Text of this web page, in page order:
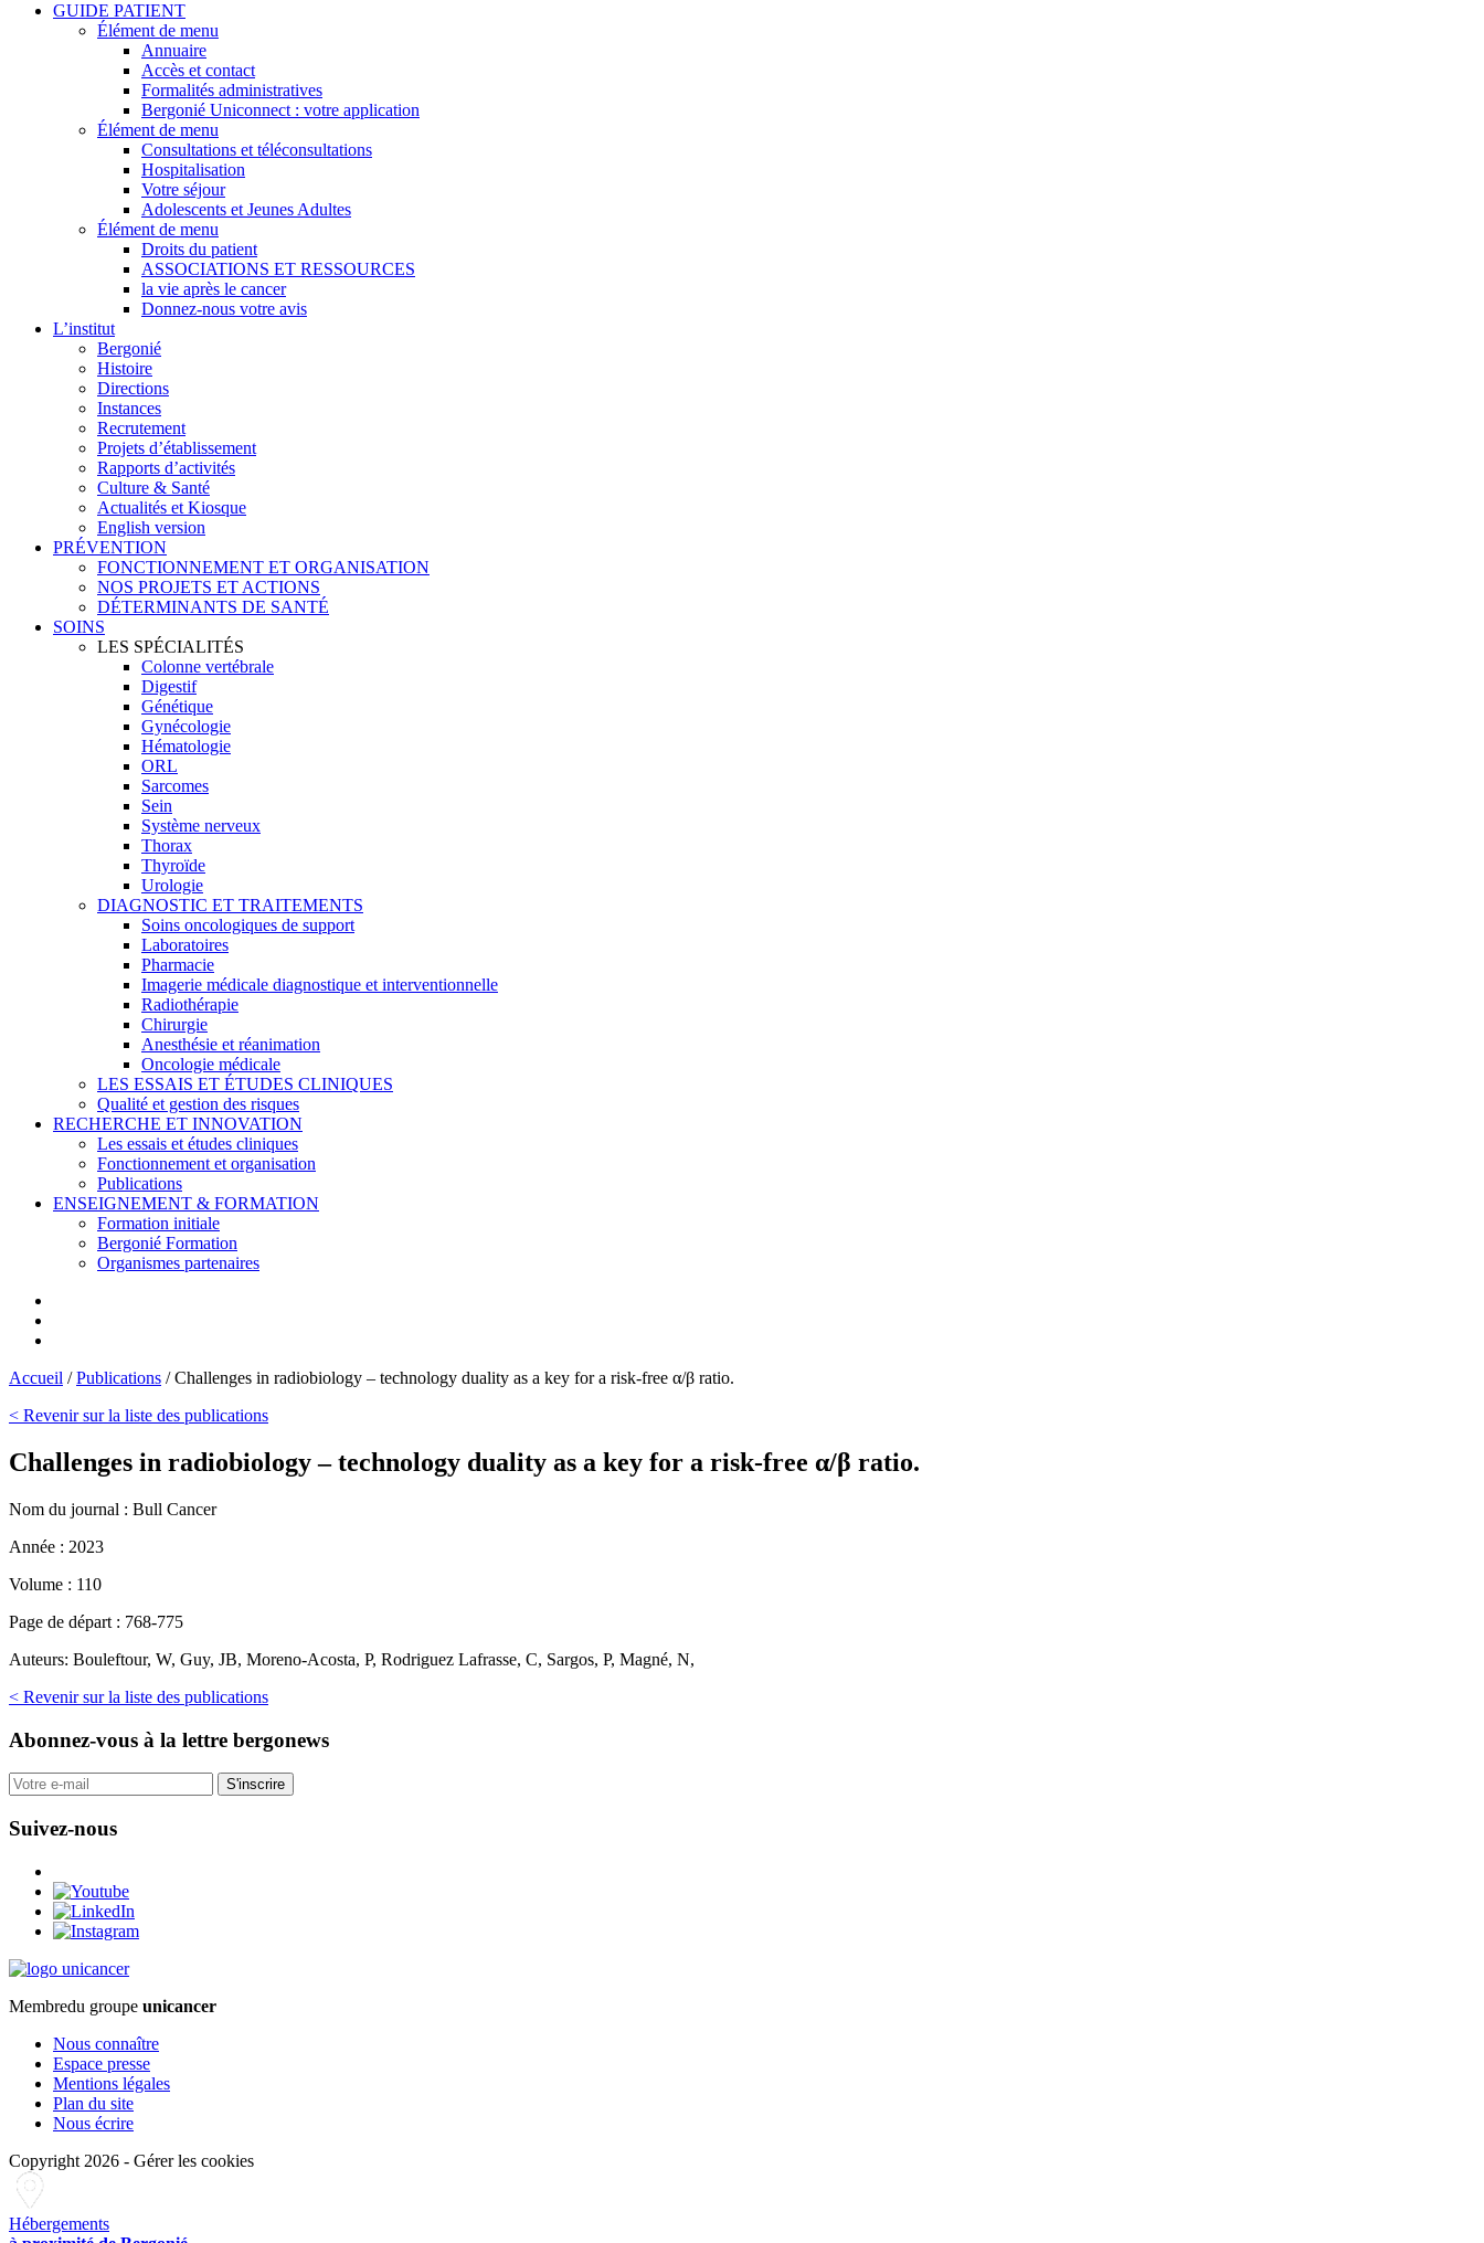
GUIDE PATIENT
Élément de menu
Annuaire
Accès et contact
Formalités administratives
Bergonié Uniconnect : votre application
Élément de menu
Consultations et téléconsultations
Hospitalisation
Votre séjour
Adolescents et Jeunes Adultes
Élément de menu
Droits du patient
ASSOCIATIONS ET RESSOURCES
la vie après le cancer
Donnez-nous votre avis
L’institut
Bergonié
Histoire
Directions
Instances
Recrutement
Projets d’établissement
Rapports d’activités
Culture & Santé
Actualités et Kiosque
English version
PRÉVENTION
FONCTIONNEMENT ET ORGANISATION
NOS PROJETS ET ACTIONS
DÉTERMINANTS DE SANTÉ
SOINS
LES SPÉCIALITÉS
Colonne vertébrale
Digestif
Génétique
Gynécologie
Hématologie
ORL
Sarcomes
Sein
Système nerveux
Thorax
Thyroïde
Urologie
DIAGNOSTIC ET TRAITEMENTS
Soins oncologiques de support
Laboratoires
Pharmacie
Imagerie médicale diagnostique et interventionnelle
Radiothérapie
Chirurgie
Anesthésie et réanimation
Oncologie médicale
LES ESSAIS ET ÉTUDES CLINIQUES
Qualité et gestion des risques
RECHERCHE ET INNOVATION
Les essais et études cliniques
Fonctionnement et organisation
Publications
ENSEIGNEMENT & FORMATION
Formation initiale
Bergonié Formation
Organismes partenaires
Accueil /Publications /Challenges in radiobiology – technology duality as a key for a risk-free α/β ratio.
< Revenir sur la liste des publications
Challenges in radiobiology – technology duality as a key for a risk-free α/β ratio.
Nom du journal : Bull Cancer
Année : 2023
Volume : 110
Page de départ : 768-775
Auteurs: Bouleftour, W, Guy, JB, Moreno-Acosta, P, Rodriguez Lafrasse, C, Sargos, P, Magné, N,
< Revenir sur la liste des publications
Abonnez-vous à la lettre bergonews
S'inscrire
Suivez-nous
Membredu groupe unicancer
Nous connaître
Espace presse
Mentions légales
Plan du site
Nous écrire
Copyright 2026 - Gérer les cookies
Hébergements